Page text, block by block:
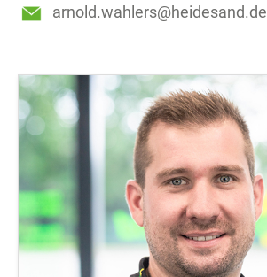
arnold.wahlers@heidesand.de